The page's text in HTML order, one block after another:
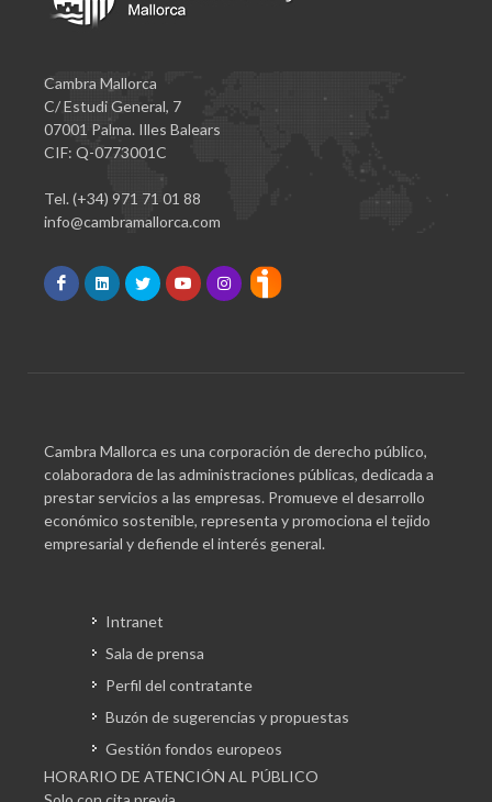
Cambra Mallorca
C/ Estudi General, 7
07001 Palma. Illes Balears
CIF: Q-0773001C
Tel. (+34) 971 71 01 88
info@cambramallorca.com
Cambra Mallorca es una corporación de derecho público,
colaboradora de las administraciones públicas, dedicada a
prestar servicios a las empresas. Promueve el desarrollo
económico sostenible, representa y promociona el tejido
empresarial y defiende el interés general.
Intranet
Sala de prensa
Perfil del contratante
Buzón de sugerencias y propuestas
Gestión fondos europeos
HORARIO DE ATENCIÓN AL PÚBLICO